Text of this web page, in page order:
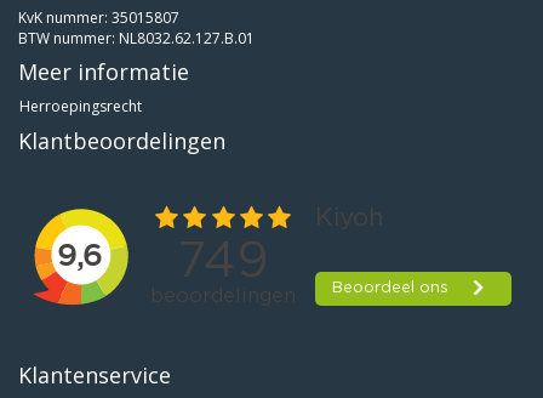
KvK nummer: 35015807
BTW nummer: NL8032.62.127.B.01
Meer informatie
Herroepingsrecht
Klantbeoordelingen
Klantenservice